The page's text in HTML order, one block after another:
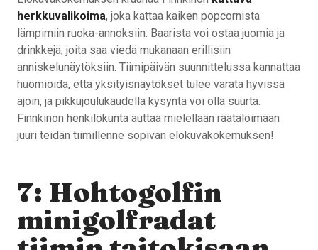
herkkuvalikoima, joka kattaa kaiken popcornista
lämpimiin ruoka-annoksiin. Baarista voi ostaa juomia ja
drinkkejä, joita saa viedä mukanaan erillisiin
anniskelunäytöksiin. Tiimipäivän suunnittelussa kannattaa
huomioida, että yksityisnäytökset tulee varata hyvissä
ajoin, ja pikkujoulukaudella kysyntä voi olla suurta.
Finnkinon henkilökunta auttaa mielellään räätälöimään
juuri teidän tiimillenne sopivan elokuvakokemuksen!
7: Hohtogolfin
minigolfradat